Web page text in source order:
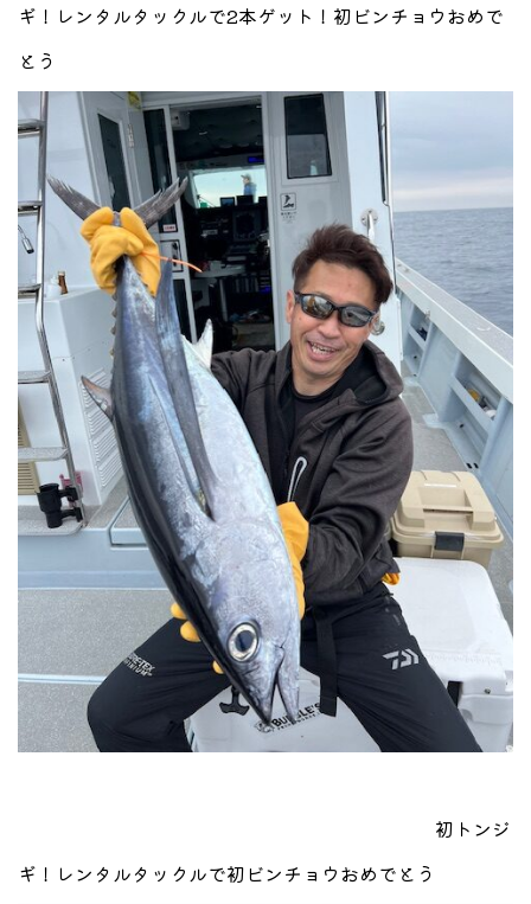
ギ！レンタルタックルで2本ゲット！初ビンチョウおめで
とう
初トンジ
ギ！レンタルタックルで初ビンチョウおめでとう